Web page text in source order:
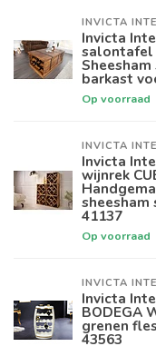
INVICTA
Invicta
salontafel
barkast
Op voorraad
INVICTA
Invicta
wijnrek
41137
Op voorraad
INVICTA
Invicta
BODEGA
grenen
43563